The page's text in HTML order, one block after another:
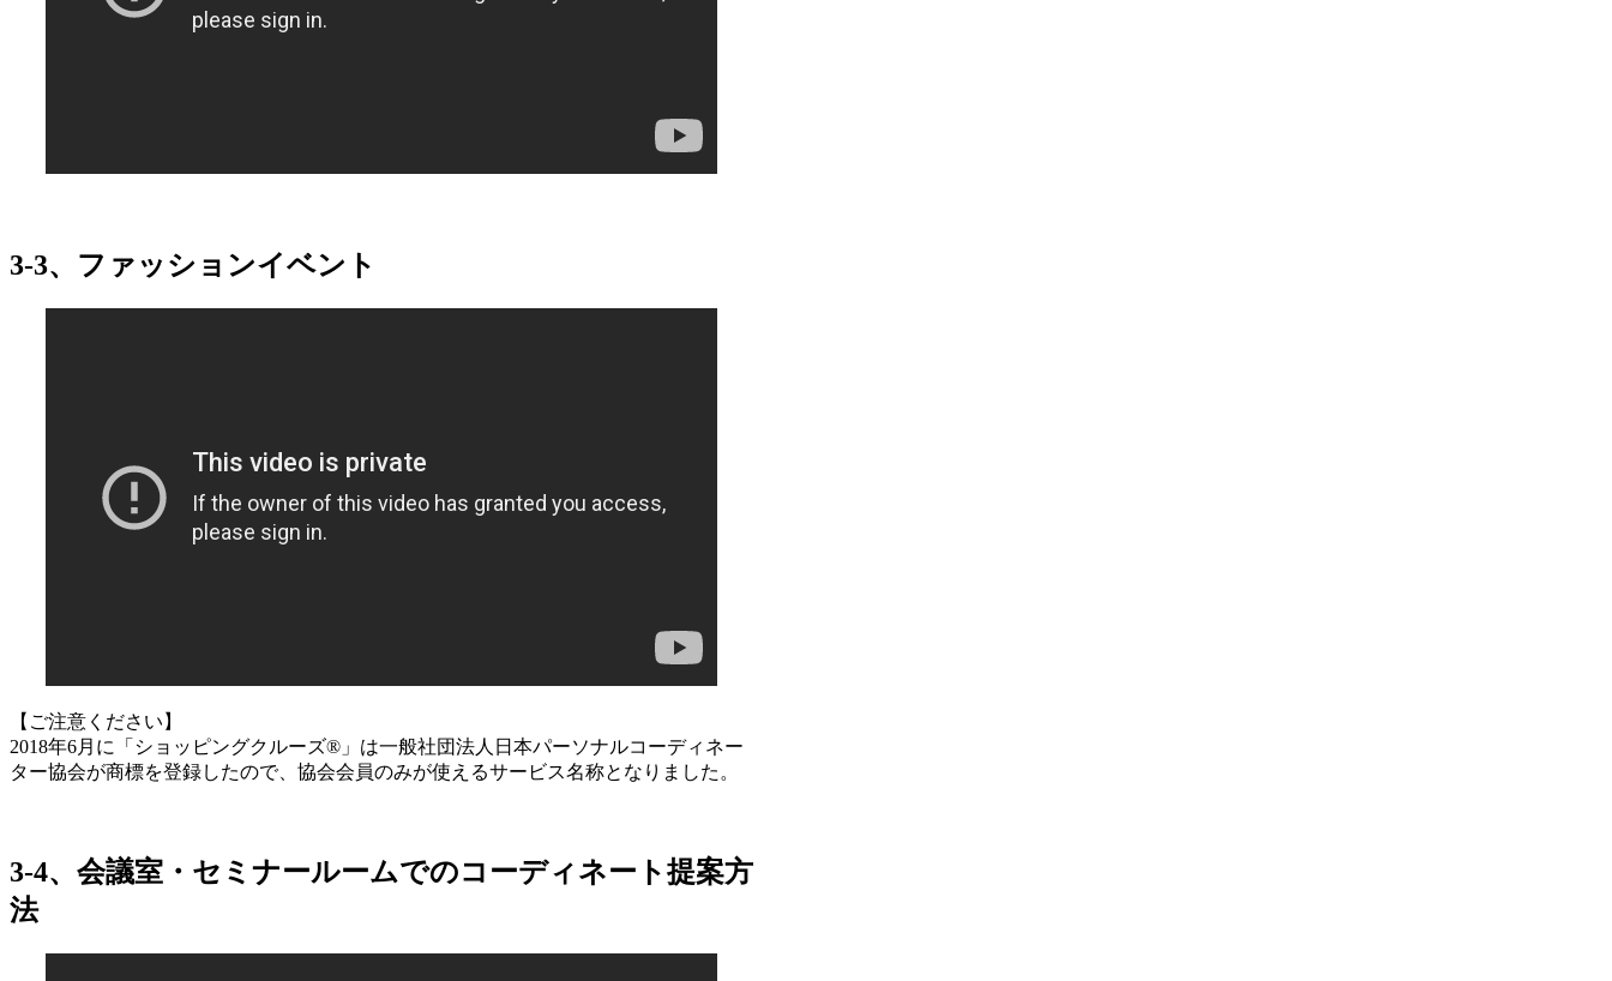
3-3、ファッションイベント
【ご注意ください】
2018年6月に「ショッピングクルーズ®」は一般社団法人日本パーソナルコーディネー
ター協会が商標を登録したので、協会会員のみが使えるサービス名称となりました。
3-4、会議室・セミナールームでのコーディネート提案方
法